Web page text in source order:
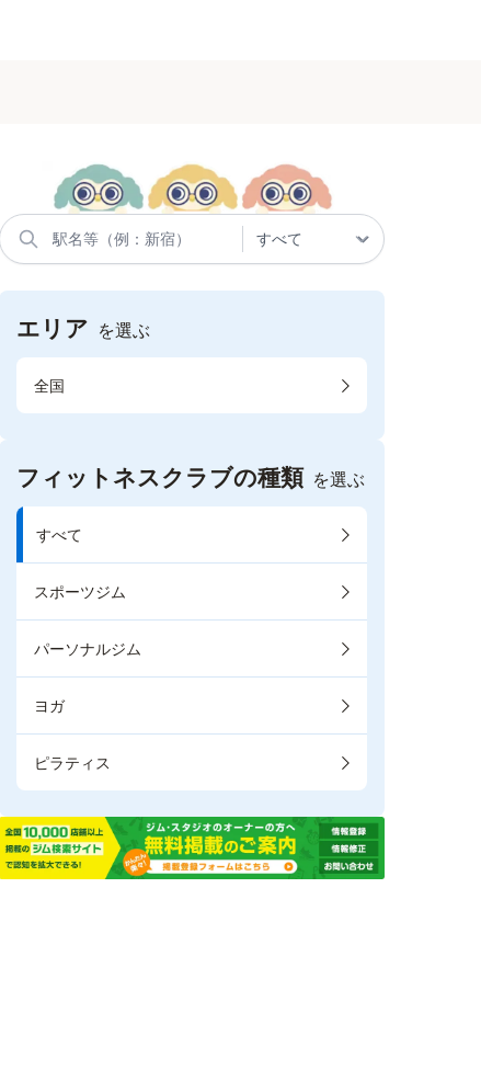
エリア を選ぶ
全国
フィットネスクラブの種類 を選ぶ
すべて
スポーツジム
パーソナルジム
ヨガ
ピラティス